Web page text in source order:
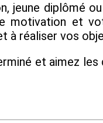
jeune diplômé
motivation et
à réaliser vos
et aimez les